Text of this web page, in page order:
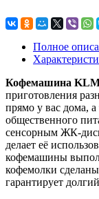
Полное
Кофемашина
приготовления
прямо у вас дома,
общественного
сенсорным ЖК-
делает её
кофемашины
кофемолки
гарантирует